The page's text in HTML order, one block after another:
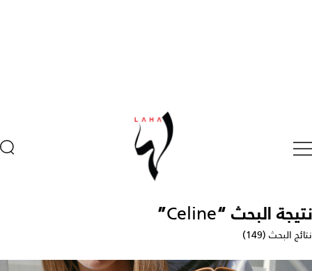
البحث “Celine
”
البحث (149)